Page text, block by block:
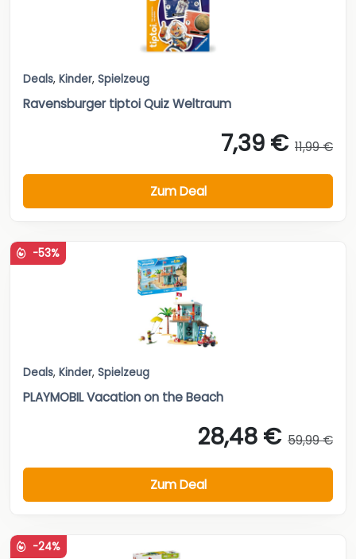
Deals, Kinder, Spielzeug
Ravensburger tiptoi Quiz Weltraum
7,39 € 11,99 €
Zum Deal
-53%
Deals, Kinder, Spielzeug
PLAYMOBIL Vacation on the Beach
28,48 € 59,99 €
Zum Deal
-24%